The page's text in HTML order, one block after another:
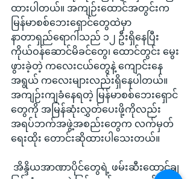
ထားပါတယ်။ အကျဉ်းထောင်အတွင်းက
မြန်မာစစ်ဘေးရှောင်တွေထဲမှာ
နာတာရှည်ရောဂါသည် ၁၂ ဦးရှိနေပြီး
ကိုယ်ဝန်ဆောင်မိခင်တွေ၊ ထောင်တွင်း မွေး
ဖွားခဲ့တဲ့ ကလေးငယ်တွေနဲ့ ကျောင်းနေ
အရွယ် ကလေးများလည်းရှိနေပါတယ်။
အကျဉ်းကျခံနေရတဲ့ မြန်မာစစ်ဘေးရှောင်
တွေကို အမြန်ဆုံးလွှတ်ပေးဖို့ကိုလည်း
အရပ်ဘက်အဖွဲ့အစည်းတွေက လက်မှတ်
ရေးထိုး တောင်းဆိုထားပါသေးတယ်။
အိန္ဒိယအာဏာပိုင်တွေရဲ့ ဖမ်းဆီးထောင်ချ